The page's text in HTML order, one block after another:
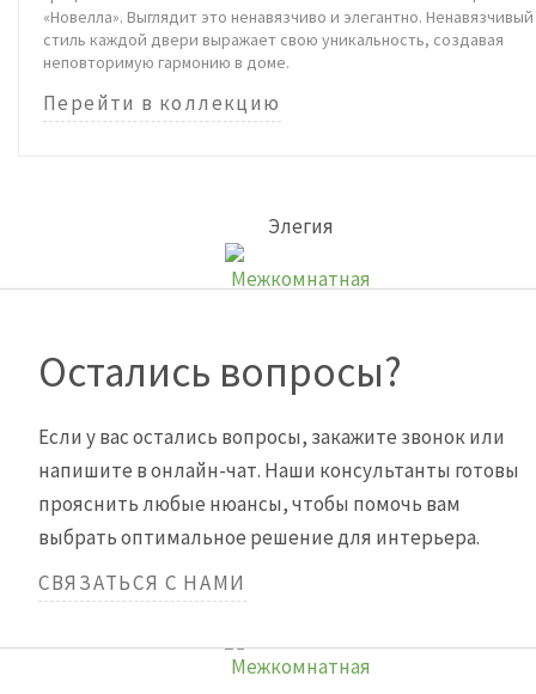
Элегия
«Новелла». Выглядит это ненавязчиво и элегантно. Ненавязчивый
стиль каждой двери выражает свою уникальность, создавая
неповторимую гармонию в доме.
Перейти в коллекцию
Остались вопросы?
Если у вас остались вопросы, закажите звонок или
напишите в онлайн-чат. Наши консультанты готовы
прояснить любые нюансы, чтобы помочь вам
выбрать оптимальное решение для интерьера.
СВЯЗАТЬСЯ С НАМИ